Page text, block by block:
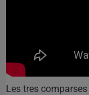
Les tres